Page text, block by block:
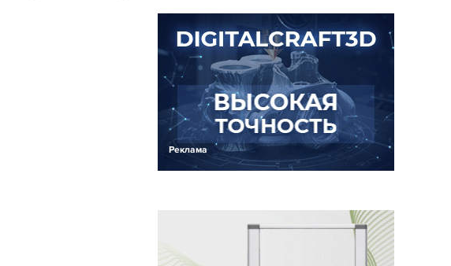
Реклама